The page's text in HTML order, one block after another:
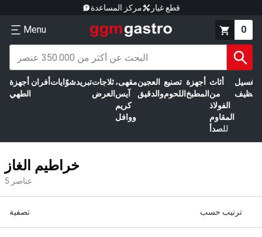
مركز المساعدة قطع غيار
Menu 0
أجهزة
الطهي
أفران شوّاياتتبريدثلاجات
العرض
مقهى،
آيس
كريم
ووافل
العجين
والدقيق
تصنيع
اللحوم
أجهزة
المطبخ
أثاث
من
الفولاذ
المقاوم
للصدأ
الغسيل
خراطيم الغاز
5 عناصر
تصفية ترتيب حسب